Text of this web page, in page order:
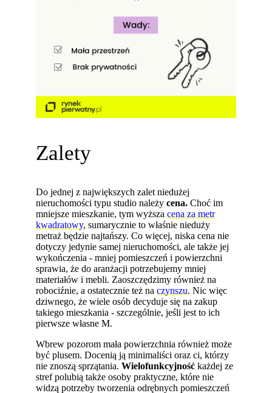
Zalety
Do jednej z największych zalet niedużej
nieruchomości typu studio należycena. Choć im
mniejsze mieszkanie, tym wyższacena za metr
kwadratowy, sumarycznie to właśnie nieduży
metraż będzie najtańszy. Co więcej, niska cena nie
dotyczy jedynie samej nieruchomości, ale także jej
wykończenia - mniej pomieszczeń i powierzchni
sprawia, że do aranżacji potrzebujemy mniej
materiałów i mebli. Zaoszczędzimy również na
robociźnie, a ostatecznie też naczynszu. Nic więc
dziwnego, że wiele osób decyduje się na zakup
takiego mieszkania - szczególnie, jeśli jest to ich
pierwsze własne M.
Wbrew pozorom mała powierzchnia również może
być plusem. Docenią ją minimaliści oraz ci, którzy
nie znoszą sprzątania.Wielofunkcyjność każdej ze
stref polubią także osoby praktyczne, które nie
widzą potrzeby tworzenia odrębnych pomieszczeń